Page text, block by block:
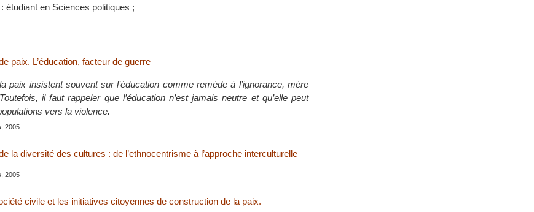
étudiant en Sciences politiques ;
paix. L’éducation, facteur de guerre
paix insistent souvent sur l’éducation comme remède à l’ignorance, mère
il faut rappeler que l’éducation n’est jamais neutre et qu’elle peut
vers la violence.
2005
la diversité des cultures : de l’ethnocentrisme à l’approche interculturelle
2005
civile et les initiatives citoyennes de construction de la paix.